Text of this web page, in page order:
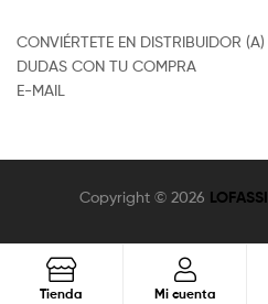
CONVIÉRTETE EN DISTRIBUIDOR (A)
DUDAS CON TU COMPRA
E-MAIL
Copyright © 2026 LOFASSI
Tienda Mi cuenta